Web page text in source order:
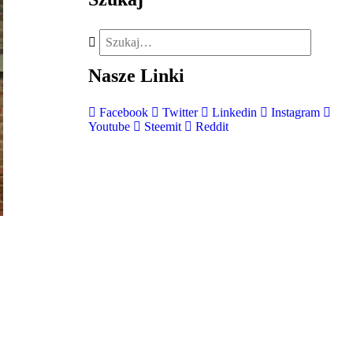
Nasze Linki
Facebook Twitter Linkedin
Instagram
Youtube
Steemit Reddit